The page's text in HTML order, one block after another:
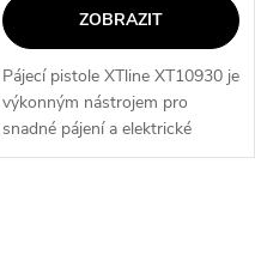
ZOBRAZIT
Pájecí pistole XTline XT10930 je
výkonným nástrojem pro
snadné pájení a elektrické
spojení. S příkonem 150W a